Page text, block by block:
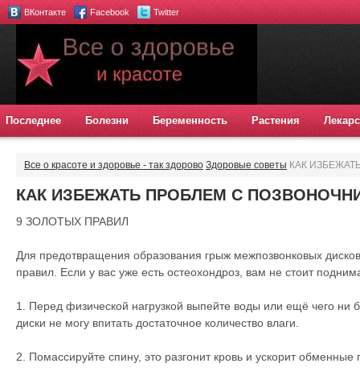
ВКонтакте Facebook Twitter
Последнее Болезни Беременность Растения
Все о красоте и здоровье - так здорово Здоровые советы КАК
КАК ИЗБЕЖАТЬ ПРОБЛЕМ С
9 ЗОЛОТЫХ ПРАВИЛ
Для предотвращения образования грыж межпозвонковых
правил. Если у вас уже есть остеохондроз, вам не стоит
1. Перед физической нагрузкой выпейте воды или ещё чего ни
диски не могу впитать достаточное количество влаги.
2. Помассируйте спину, это разгонит кровь и ускорит обменные